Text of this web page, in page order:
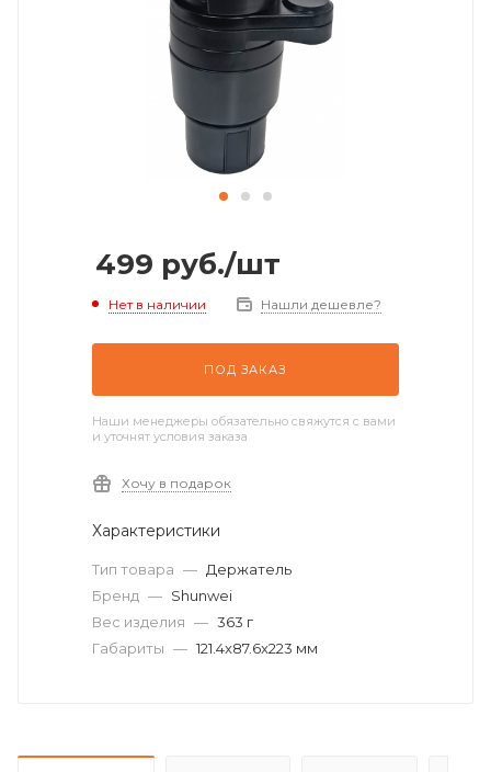
499 руб./шт
Нет в наличии Нашли дешевле?
ПОД ЗАКАЗ
Наши менеджеры обязательно свяжутся с вами
и уточнят условия заказа
Хочу в подарок
Характеристики
Тип товара — Держатель
Бренд — Shunwei
Вес изделия — 363 г
Габариты — 121.4x87.6x223 мм